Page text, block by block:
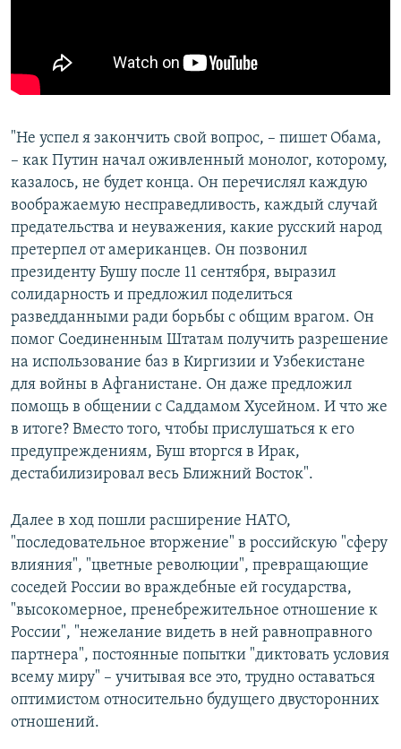
"Не успел я закончить свой вопрос, – пишет Обама,
– как Путин начал оживленный монолог, которому,
казалось, не будет конца. Он перечислял каждую
воображаемую несправедливость, каждый случай
предательства и неуважения, какие русский народ
претерпел от американцев. Он позвонил
президенту Бушу после 11 сентября, выразил
солидарность и предложил поделиться
разведданными ради борьбы с общим врагом. Он
помог Соединенным Штатам получить разрешение
на использование баз в Киргизии и Узбекистане
для войны в Афганистане. Он даже предложил
помощь в общении с Саддамом Хусейном. И что же
в итоге? Вместо того, чтобы прислушаться к его
предупреждениям, Буш вторгся в Ирак,
дестабилизировал весь Ближний Восток".
Далее в ход пошли расширение НАТО,
"последовательное вторжение" в российскую "сферу
влияния", "цветные революции", превращающие
соседей России во враждебные ей государства,
"высокомерное, пренебрежительное отношение к
России", "нежелание видеть в ней равноправного
партнера", постоянные попытки "диктовать условия
всему миру" – учитывая все это, трудно оставаться
оптимистом относительно будущего двусторонних
отношений.